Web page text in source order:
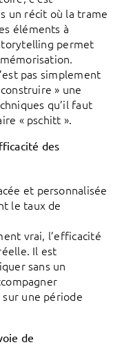
un récit où la trame
éléments à
permet
pas simplement
» une
qu’il faut
« pschitt ».
des
et personnalisée
le taux de
vrai, l’efficacité
Il est
sans un
une période
de